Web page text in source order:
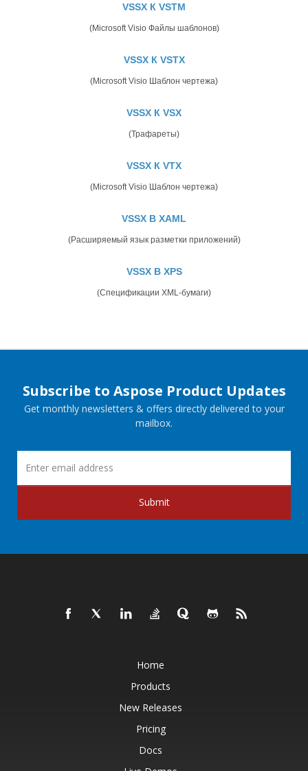
VSSX К VSTM
(Microsoft Visio Файлы шаблонов)
VSSX К VSTX
(Microsoft Visio Шаблон чертежа)
VSSX К VSX
(Трафареты)
VSSX К VTX
(Microsoft Visio Шаблон чертежа)
VSSX В XAML
(Расширяемый язык разметки приложений)
VSSX В XPS
(Спецификации XML-бумаги)
Subscribe to Aspose Product Updates
Get monthly newsletters & offers directly delivered to your
mailbox.
Submit
Home
Products
New Releases
Pricing
Docs